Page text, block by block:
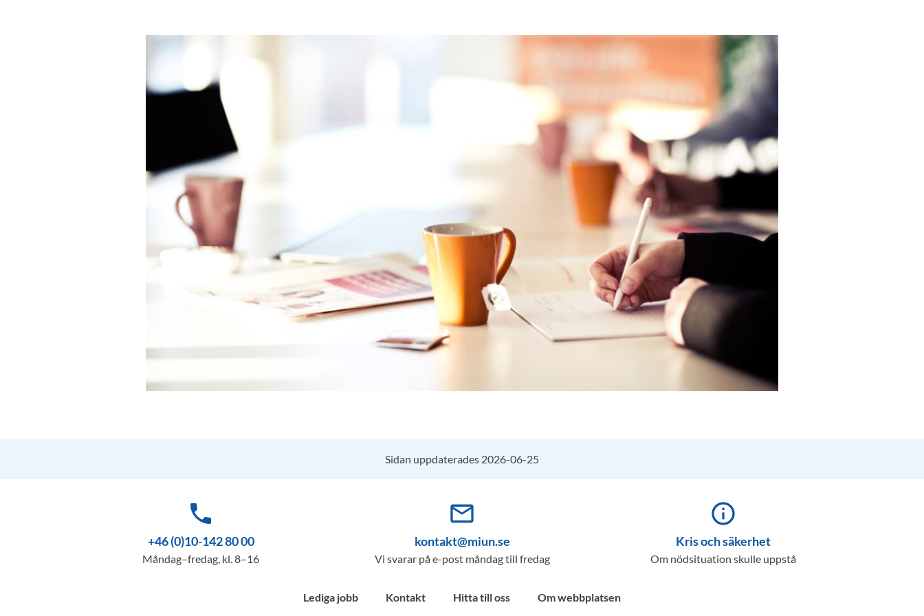
Sidan uppdaterades 2026-06-25
phone
+46 (0)10-142 80 00
Måndag–fredag, kl. 8–16
mail_outline
kontakt@miun.se
Vi svarar på e-post måndag till fredag
info_outline
Kris och säkerhet
Om nödsituation skulle uppstå
Lediga jobb Kontakt Hitta till oss Om webbplatsen